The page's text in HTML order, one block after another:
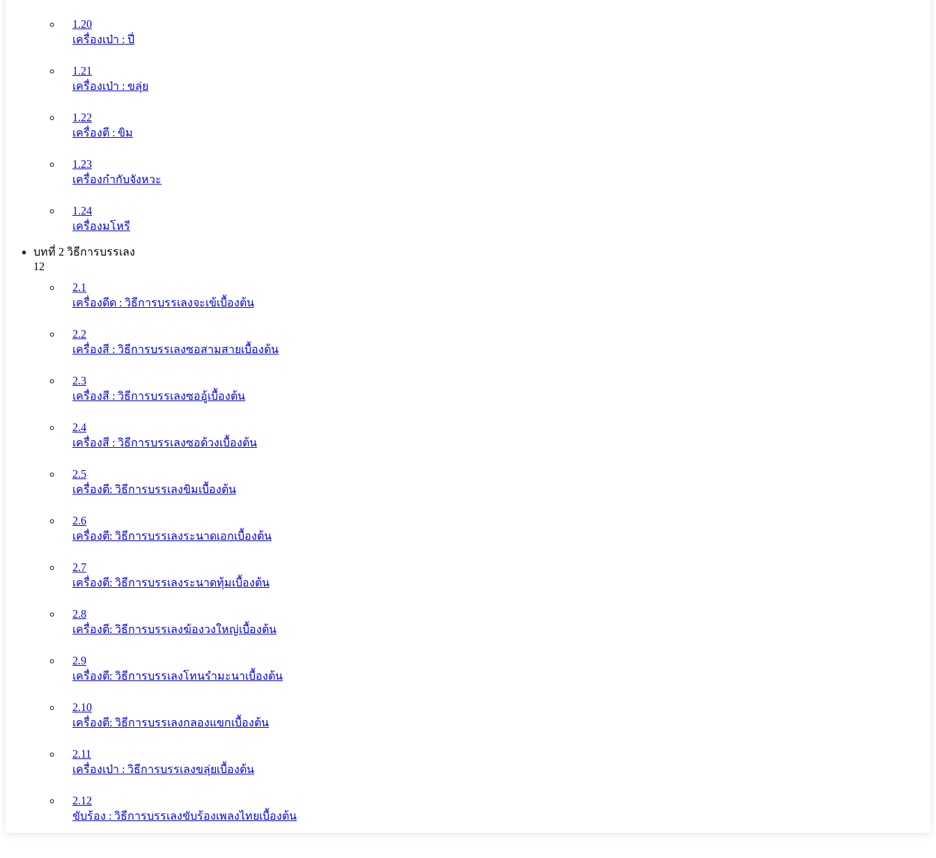
1.20
เครื่องเป่า : ปี่
1.21
เครื่องเป่า : ขลุ่ย
1.22
เครื่องตี : ขิม
1.23
เครื่องกำกับจังหวะ
1.24
เครื่องมโหรี
บทที่ 2 วิธีการบรรเลง
12
2.1
เครื่องดีด : วิธีการบรรเลงจะเข้เบื้องต้น
2.2
เครื่องสี : วิธีการบรรเลงซอสามสายเบื้องต้น
2.3
เครื่องสี : วิธีการบรรเลงซออู้เบื้องต้น
2.4
เครื่องสี : วิธีการบรรเลงซอด้วงเบื้องต้น
2.5
เครื่องตี: วิธีการบรรเลงขิมเบื้องต้น
2.6
เครื่องตี: วิธีการบรรเลงระนาดเอกเบื้องต้น
2.7
เครื่องตี: วิธีการบรรเลงระนาดทุ้มเบื้องต้น
2.8
เครื่องตี: วิธีการบรรเลงฆ้องวงใหญ่เบื้องต้น
2.9
เครื่องตี: วิธีการบรรเลงโทนรํามะนาเบื้องต้น
2.10
เครื่องตี: วิธีการบรรเลงกลองแขกเบื้องต้น
2.11
เครื่องเป่า : วิธีการบรรเลงขลุ่ยเบื้องต้น
2.12
ขับร้อง : วิธีการบรรเลงขับร้องเพลงไทยเบื้องต้น